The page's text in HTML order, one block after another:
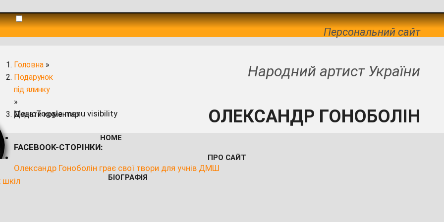
Персональний сайт
Народний артист України
ОЛЕКСАНДР ГОНОБОЛІН
МенюToggle menu visibility
HOME
ПРО САЙТ
БІОГРАФІЯ
Головна »
Подарунок
під ялинку
»
Додати коментар
FACEBOOK-СТОРІНКИ:
Олександр Гоноболін грає свої твори для учнів ДМШ
шкіл